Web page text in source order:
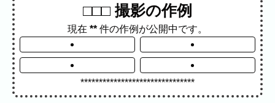
撮影実績
ご希望の撮影カテゴリをご確認いただけま
す。
最新の撮影実績もあわせて掲載しています
ので、写真の雰囲気を見ながらお選びくだ
さい。
□□□ 撮影の作例
現在 ** 件の作例が公開中です。
*******************************